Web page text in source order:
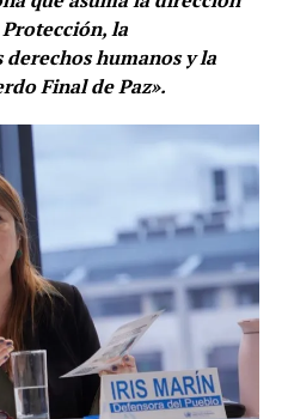
la
humanos y la
Final de Paz».